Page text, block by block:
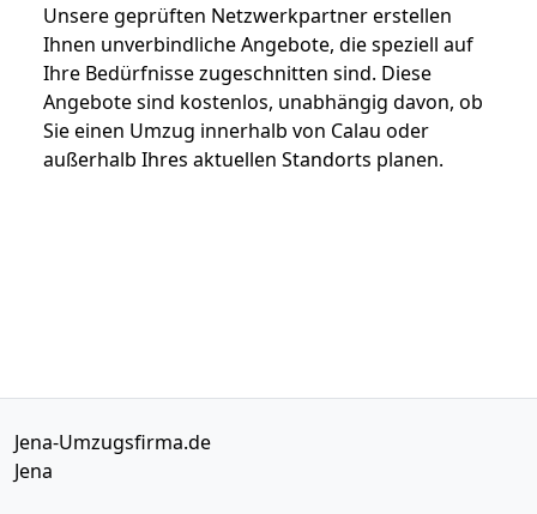
Unsere geprüften Netzwerkpartner erstellen
Ihnen unverbindliche Angebote, die speziell auf
Ihre Bedürfnisse zugeschnitten sind. Diese
Angebote sind kostenlos, unabhängig davon, ob
Sie einen Umzug innerhalb von Calau oder
außerhalb Ihres aktuellen Standorts planen.
Jena-Umzugsfirma.de
Jena